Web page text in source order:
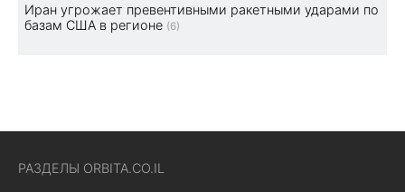
Иран угрожает превентивными ракетными ударами по
базам США в регионе (6)
РАЗДЕЛЫ ORBITA.CO.IL